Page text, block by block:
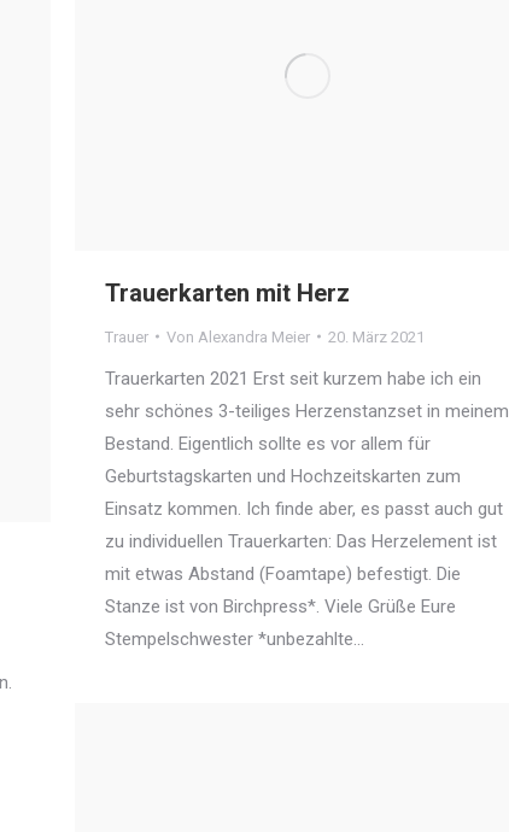
Trauerkarten mit Herz
Trauer Von Alexandra Meier 20. März 2021
Trauerkarten 2021 Erst seit kurzem habe ich ein
sehr schönes 3-teiliges Herzenstanzset in meinem
Bestand. Eigentlich sollte es vor allem für
Geburtstagskarten und Hochzeitskarten zum
Einsatz kommen. Ich finde aber, es passt auch gut
zu individuellen Trauerkarten: Das Herzelement ist
mit etwas Abstand (Foamtape) befestigt. Die
Stanze ist von Birchpress*. Viele Grüße Eure
Stempelschwester *unbezahlte…